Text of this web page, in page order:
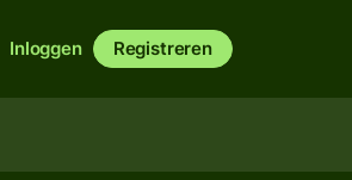
Inloggen Registreren